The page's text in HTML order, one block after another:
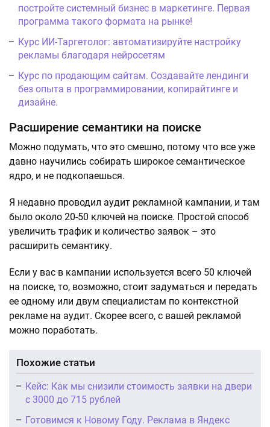
постройте системный бизнес в маркетинге. Первая
программа такого формата на рынке!
Курс ИИ-Таргетолог: автоматизируйте настройку
рекламы благодаря нейросетям
Курс по продающим сайтам. Создавайте лендинги
без опыта в программировании, копирайтинге и
дизайне.
Расширение семантики на поиске
Можно подумать, что это смешно, потому что все уже
давно научились собирать широкое семантическое
ядро, и не подкопаешься.
Я недавно проводил аудит рекламной кампании, и там
было около 20-50 ключей на поиске. Простой способ
увеличить трафик и количество заявок – это
расширить семантику.
Если у вас в кампании используется всего 50 ключей
на поиске, то, возможно, стоит задуматься и передать
ее одному или двум специалистам по контекстной
рекламе на аудит. Скорее всего, с вашей рекламой
можно поработать.
Похожие статьи
Кейс: Как мы снизили стоимость заявки на двери
с 3000 до 715 рублей
Готовимся к Новому Году. Реклама в Яндекс